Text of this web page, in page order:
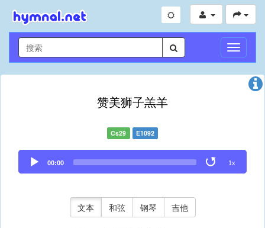
切
换
导
赞美狮子羔羊
Cs29 E1092
Audio
Player
00:00 1x
文本 和弦 钢琴 吉他